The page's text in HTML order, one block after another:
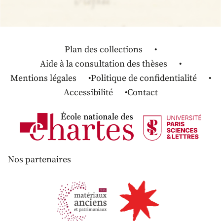
Plan des collections
Aide à la consultation des thèses
Mentions légales
Politique de confidentialité
Accessibilité
Contact
Nos partenaires